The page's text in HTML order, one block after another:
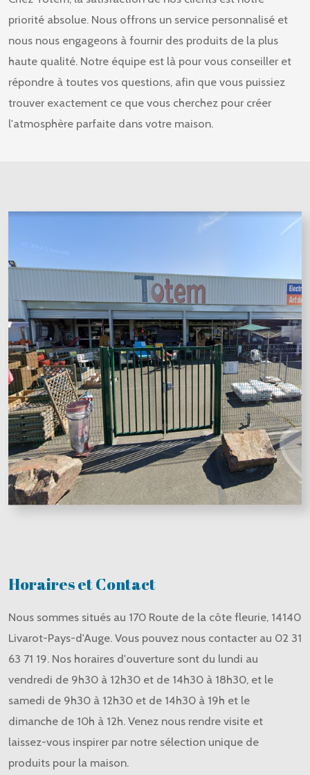
priorité absolue. Nous offrons un service personnalisé et
nous nous engageons à fournir des produits de la plus
haute qualité. Notre équipe est là pour vous conseiller et
répondre à toutes vos questions, afin que vous puissiez
trouver exactement ce que vous cherchez pour créer
l'atmosphère parfaite dans votre maison.
Horaires et Contact
Nous sommes situés au 170 Route de la côte fleurie, 14140
Livarot-Pays-d'Auge. Vous pouvez nous contacter au 02 31
63 71 19. Nos horaires d'ouverture sont du lundi au
vendredi de 9h30 à 12h30 et de 14h30 à 18h30, et le
samedi de 9h30 à 12h30 et de 14h30 à 19h et le
dimanche de 10h à 12h. Venez nous rendre visite et
laissez-vous inspirer par notre sélection unique de
produits pour la maison.